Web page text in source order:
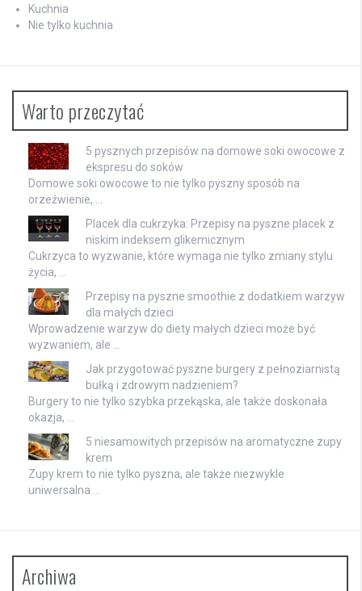
Kuchnia
Nie tylko kuchnia
Warto przeczytać
5 pysznych przepisów na domowe soki owocowe z
ekspresu do soków
Domowe soki owocowe to nie tylko pyszny sposób na
orzeźwienie, …
Placek dla cukrzyka: Przepisy na pyszne placek z
niskim indeksem glikemicznym
Cukrzyca to wyzwanie, które wymaga nie tylko zmiany stylu
życia, …
Przepisy na pyszne smoothie z dodatkiem warzyw
dla małych dzieci
Wprowadzenie warzyw do diety małych dzieci może być
wyzwaniem, ale …
Jak przygotować pyszne burgery z pełnoziarnistą
bułką i zdrowym nadzieniem?
Burgery to nie tylko szybka przekąska, ale także doskonała
okazja, …
5 niesamowitych przepisów na aromatyczne zupy
krem
Zupy krem to nie tylko pyszna, ale także niezwykle
uniwersalna …
Archiwa